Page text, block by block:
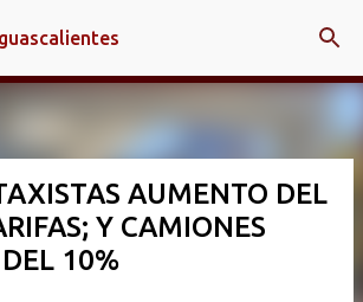
Ir al contenido principal
AUMENTO DEL
Y CAMIONES
10%